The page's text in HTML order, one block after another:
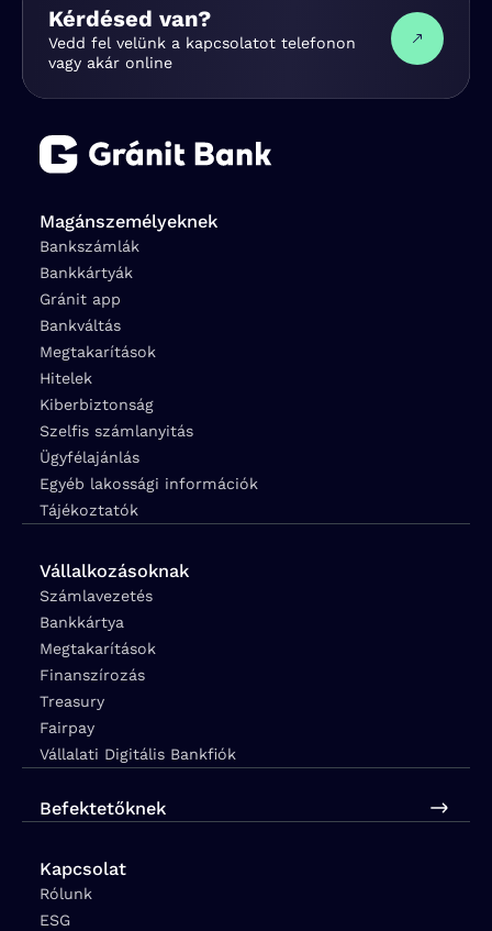
Kérdésed van?
Vedd fel velünk a kapcsolatot telefonon
vagy akár online
Magánszemélyeknek
Bankszámlák
Bankkártyák
Gránit app
Bankváltás
Megtakarítások
Hitelek
Kiberbiztonság
Szelfis számlanyitás
Ügyfélajánlás
Egyéb lakossági információk
Tájékoztatók
Vállalkozásoknak
Számlavezetés
Bankkártya
Megtakarítások
Finanszírozás
Treasury
Fairpay
Vállalati Digitális Bankfiók
Befektetőknek
Kapcsolat
Rólunk
ESG